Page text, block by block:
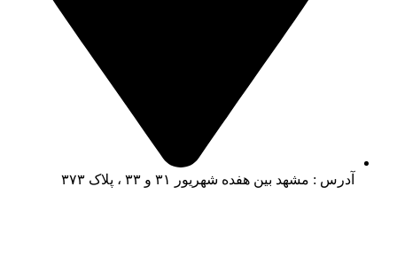
آدرس : مشهد بین هفده شهریور ۳۱ و ۳۳ ، پلاک ۳۷۳